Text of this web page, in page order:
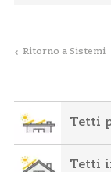
Ritorno a Sistemi
Tetti
Tetti